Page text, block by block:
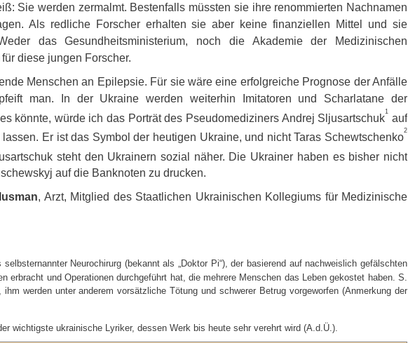
Sie werden zermalmt. Bestenfalls müssten sie ihre renommierten Nachnamen
Als redliche Forscher erhalten sie aber keine finanziellen Mittel und sie
das Gesundheitsministerium, noch die Akademie der Medizinischen
diese jungen Forscher.
Menschen an Epilepsie. Für sie wäre eine erfolgreiche Prognose der Anfälle
man. In der Ukraine werden weiterhin Imitatoren und Scharlatane der
könnte, würde ich das Porträt des Pseudomediziners Andrej Sljusartschuk
1
auf
Er ist das Symbol der heutigen Ukraine, und nicht Taras Schewtschenko
2
steht den Ukrainern sozial näher. Die Ukrainer haben es bisher nicht
auf die Banknoten zu drucken.
, Arzt, Mitglied des Staatlichen Ukrainischen Kollegiums für Medizinische
Neurochirurg (bekannt als „Doktor Pi“), der basierend auf nachweislich gefälschten
erbracht und Operationen durchgeführt hat, die mehrere Menschen das Leben gekostet haben. S.
werden unter anderem vorsätzliche Tötung und schwerer Betrug vorgeworfen (Anmerkung der
wichtigste ukrainische Lyriker, dessen Werk bis heute sehr verehrt wird (A.d.Ü.).